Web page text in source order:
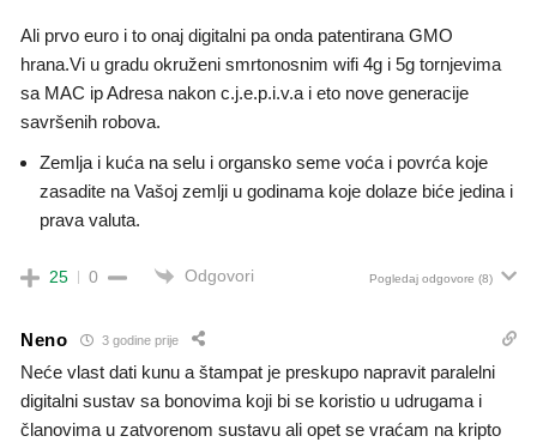
Ali prvo euro i to onaj digitalni pa onda patentirana GMO
hrana.Vi u gradu okruženi smrtonosnim wifi 4g i 5g tornjevima
sa MAC ip Adresa nakon c.j.e.p.i.v.a i eto nove generacije
savršenih robova.
Zemlja i kuća na selu i organsko seme voća i povrća koje
zasadite na Vašoj zemlji u godinama koje dolaze biće jedina i
prava valuta.
25 0 Odgovori Pogledaj odgovore (8)
Neno 3 godine prije
Neće vlast dati kunu a štampat je preskupo napravit paralelni
digitalni sustav sa bonovima koji bi se koristio u udrugama i
članovima u zatvorenom sustavu ali opet se vraćam na kripto